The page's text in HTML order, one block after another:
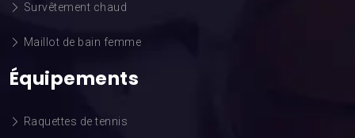
Survêtement chaud
Maillot de bain femme
Équipements
Raquettes de tennis